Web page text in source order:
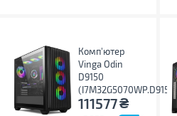
Комп'ютер
Vinga Odin
D9150
(I7M32G5070WP.D9150)
111577₴